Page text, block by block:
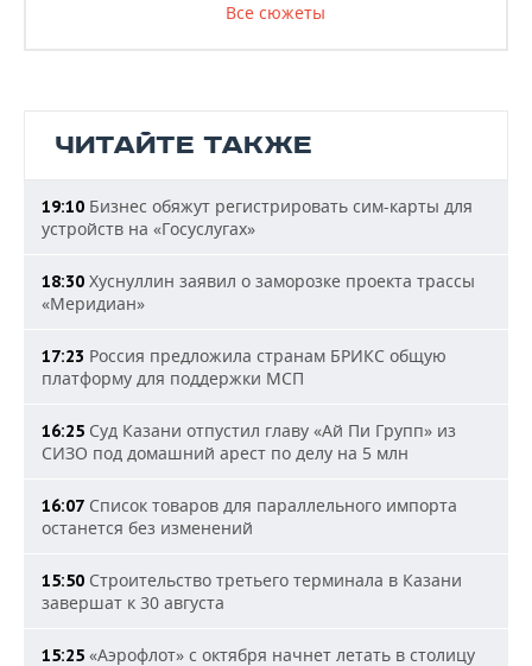
Все сюжеты
ЧИТАЙТЕ ТАКЖЕ
19:10 Бизнес обяжут регистрировать сим-карты для
устройств на «Госуслугах»
18:30 Хуснуллин заявил о заморозке проекта трассы
«Меридиан»
17:23 Россия предложила странам БРИКС общую
платформу для поддержки МСП
16:25 Суд Казани отпустил главу «Ай Пи Групп» из
СИЗО под домашний арест по делу на 5 млн
16:07 Список товаров для параллельного импорта
останется без изменений
15:50 Строительство третьего терминала в Казани
завершат к 30 августа
15:25 «Аэрофлот» с октября начнет летать в столицу